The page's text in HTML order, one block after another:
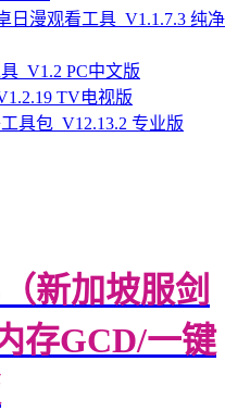
日漫观看工具_V1.1.7.3 纯净
_V1.2 PC中文版
TV电视版
具包_V12.13.2 专业版
新加坡服剑
存GCD/一键